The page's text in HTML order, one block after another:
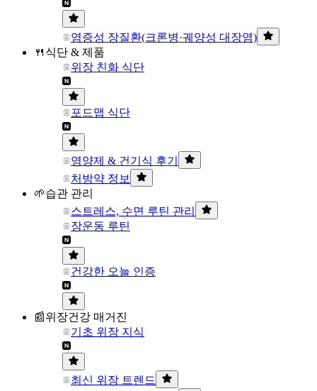
염증성 장질환(크론병·궤양성 대장염)
🍴식단 & 제품
위장 친화 식단
포드맵 식단
영양제 & 건기식 후기
처방약 정보
🌱습관 관리
스트레스, 수면 루틴 관리
장운동 루틴
건강한 오늘 인증
📰위장건강 매거진
기초 위장 지식
최신 위장 트렌드